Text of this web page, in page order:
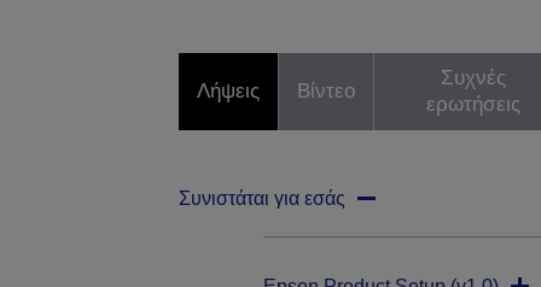
Λήψεις Βίντεο
Συχνές
ερωτήσεις
Συνιστάται για εσάς